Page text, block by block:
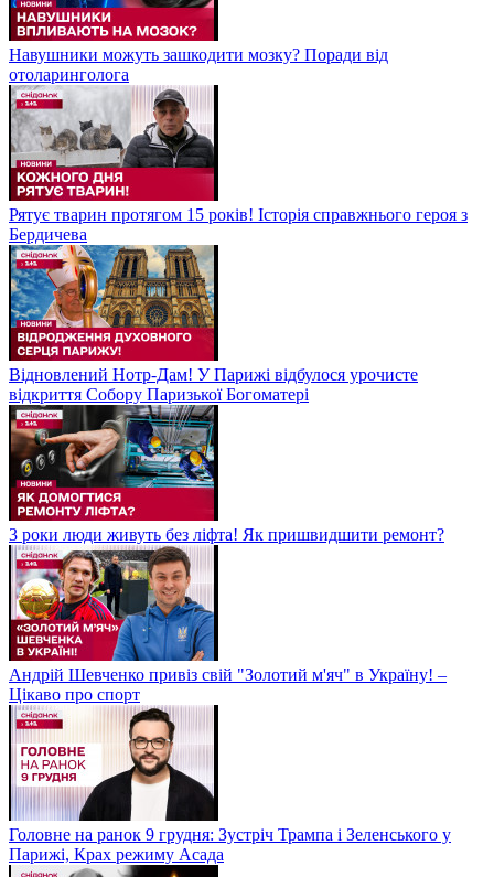
Навушники можуть зашкодити мозку? Поради від
отоларинголога
Рятує тварин протягом 15 років! Історія справжнього героя з
Бердичева
Відновлений Нотр-Дам! У Парижі відбулося урочисте
відкриття Собору Паризької Богоматері
3 роки люди живуть без ліфта! Як пришвидшити ремонт?
Андрій Шевченко привіз свій "Золотий м'яч" в Україну! –
Цікаво про спорт
Головне на ранок 9 грудня: Зустріч Трампа і Зеленського у
Парижі, Крах режиму Асада